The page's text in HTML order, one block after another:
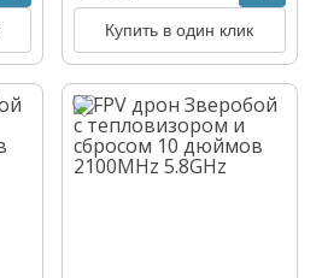
Купить в один клик